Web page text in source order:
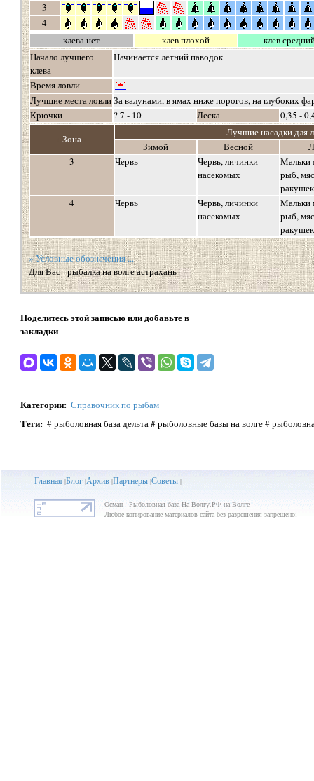
3
4
клева нет
клев плохой
клев
Начало лучшего
клева
Начинается летний паводок
Время ловли
Лучшие места ловлиЗа валунами, в ямах ниже порогов, на глубоких
Крючки
? 7 - 10 Леска
0,35 -
Зонао
Лучшие насадки для
Зимой
Весной
3
Червь
Червь, личинки
насекомых
Мальки
рыб,
ракушек
4
Червь
Червь, личинки
насекомых
Мальки
рыб,
ракушек
» Условные обозначения ...
Для Вас - рыбалка на волге астрахань
Поделитесь этой записью или добавьте в
закладки
Категории: Справочник по рыбам
Теги: # рыболовная база дельта # рыболовные базы на волге #
Главная |Блог|Архив|Партнеры|Советы|
Осман - Рыболовная база На-Волгу.РФ на Волге
Любое копирование материалов сайта без разрешения запрещено;